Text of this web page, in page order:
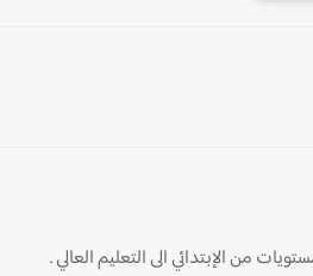
من الإبتدائي الى التعليم العالي .